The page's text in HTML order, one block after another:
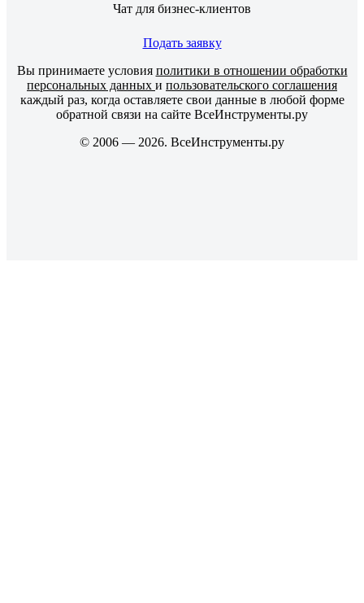
Чат для бизнес-клиентов
Подать заявку
Вы принимаете условия политики в отношении обработки
персональных данных и пользовательского соглашения
каждый раз, когда оставляете свои данные в любой форме
обратной связи на сайте ВсеИнструменты.ру
© 2006 — 2026. ВсеИнструменты.ру